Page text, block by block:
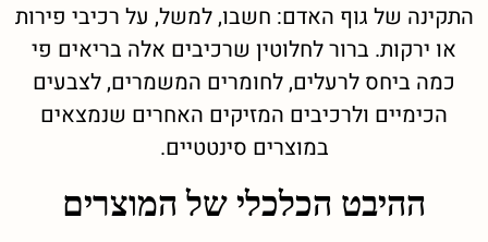
התקינה של גוף האדם: חשבו, למשל, על רכיבי פירות
או ירקות. ברור לחלוטין שרכיבים אלה בריאים פי
כמה ביחס לרעלים, לחומרים המשמרים, לצבעים
הכימיים ולרכיבים המזיקים האחרים שנמצאים
במוצרים סינטטיים.
ההיבט הכלכלי של המוצרים